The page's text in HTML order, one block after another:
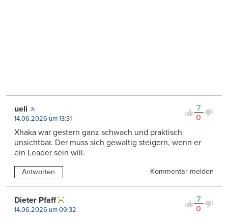
7
0
ueli
14.06.2026 um 13:31
Xhaka war gestern ganz schwach und praktisch
unsichtbar. Der muss sich gewaltig steigern, wenn er
ein Leader sein will.
Antworten Kommentar melden
7
0
Dieter Pfaff
14.06.2026 um 09:32